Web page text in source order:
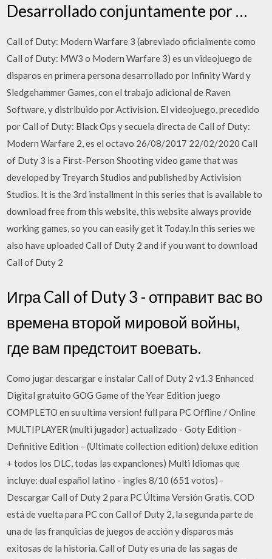
Desarrollado conjuntamente por …
Call of Duty: Modern Warfare 3 (abreviado oficialmente como
Call of Duty: MW3 o Modern Warfare 3) es un videojuego de
disparos en primera persona desarrollado por Infinity Ward y
Sledgehammer Games, con el trabajo adicional de Raven
Software, y distribuido por Activision. El videojuego, precedido
por Call of Duty: Black Ops y secuela directa de Call of Duty:
Modern Warfare 2, es el octavo 26/08/2017 22/02/2020 Call
of Duty 3 is a First-Person Shooting video game that was
developed by Treyarch Studios and published by Activision
Studios. It is the 3rd installment in this series that is available to
download free from this website, this website always provide
working games, so you can easily get it Today.In this series we
also have uploaded Call of Duty 2 and if you want to download
Call of Duty 2
Игра Call of Duty 3 - отправит вас во
времена второй мировой войны,
где вам предстоит воевать.
Como jugar descargar e instalar Call of Duty 2 v1.3 Enhanced
Digital gratuito GOG Game of the Year Edition juego
COMPLETO en su ultima version! full para PC Offline / Online
MULTIPLAYER (multi jugador) actualizado - Goty Edition -
Definitive Edition – (Ultimate collection edition) deluxe edition
+ todos los DLC, todas las expanciones) Multi Idiomas que
incluye: dual español latino - ingles 8/10 (651 votos) -
Descargar Call of Duty 2 para PC Última Versión Gratis. COD
está de vuelta para PC con Call of Duty 2, la segunda parte de
una de las franquicias de juegos de acción y disparos más
exitosas de la historia. Call of Duty es una de las sagas de